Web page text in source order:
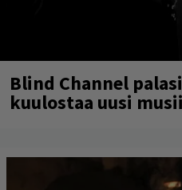
Blind Channel
kuulostaa uusi